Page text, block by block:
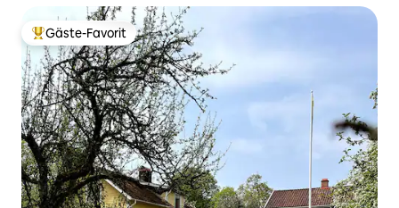
Beliebter Gäste-Favorit.
Gäste-Favorit